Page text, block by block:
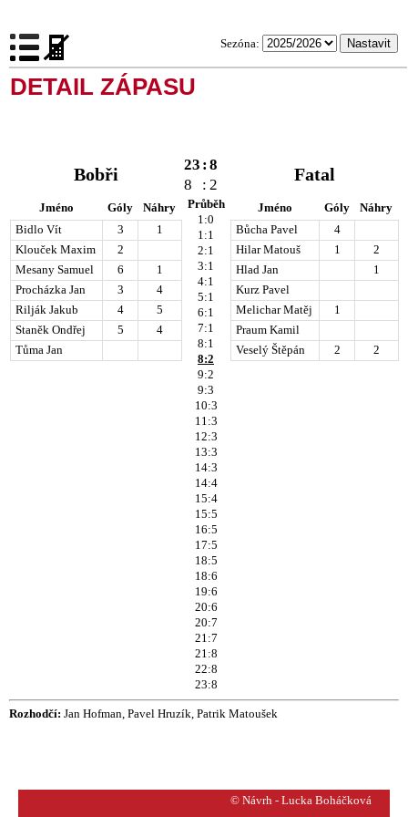
Sezóna:
DETAIL ZÁPASU
Bobři 23 :8
8
: 2
Fatal
Jméno Góly
Náhry
Bidlo Vít
3
1
Klouček Maxim
2
Mesany Samuel
6
1
Procházka Jan
3
4
Rilják Jakub
4
5
Staněk Ondřej
5
4
Tůma Jan
Průběh
1:0
1:1
2:1
3:1
4:1
5:1
6:1
7:1
8:1
8:2
9:2
9:3
10:3
11:3
12:3
13:3
14:3
14:4
15:4
15:5
16:5
17:5
18:5
18:6
19:6
20:6
20:7
21:7
21:8
22:8
23:8
Jméno Góly
Náhry
Bůcha Pavel
4
Hilar Matouš
1
2
Hlad Jan
1
Kurz Pavel
Melichar Matěj
1
Praum Kamil
Veselý Štěpán
2 2
Rozhodčí: Jan Hofman, Pavel Hruzík, Patrik Matoušek
© Návrh - Lucka Boháčková